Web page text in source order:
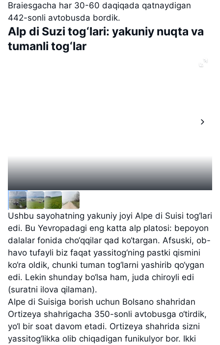
Braiesgacha har 30-60 daqiqada qatnaydigan
442-sonli avtobusda bordik.
Alp di Suzi tog‘lari: yakuniy nuqta va
tumanli tog‘lar
Ushbu sayohatning yakuniy joyi Alpe di Suisi tog‘lari
edi. Bu Yevropadagi eng katta alp platosi: bepoyon
dalalar fonida cho‘qqilar qad ko‘targan. Afsuski, ob-
havo tufayli biz faqat yassitog‘ning pastki qismini
ko‘ra oldik, chunki tuman tog‘larni yashirib qo‘ygan
edi. Lekin shunday bo‘lsa ham, juda chiroyli edi
(suratni ilova qilaman).
Alpe di Suisiga borish uchun Bolsano shahridan
Ortizeya shahrigacha 350-sonli avtobusga o‘tirdik,
yo‘l bir soat davom etadi. Ortizeya shahrida sizni
yassitog‘likka olib chiqadigan funikulyor bor. Ikki